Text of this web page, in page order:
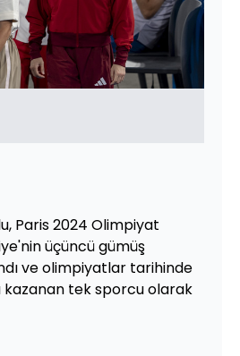
Paris 2024 Olimpiyat
üçüncü gümüş
ve olimpiyatlar tarihinde
tek sporcu olarak